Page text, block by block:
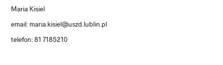
Maria Kisiel
email: maria.kisiel@uszd.lublin.pl
telefon: 81 7185210